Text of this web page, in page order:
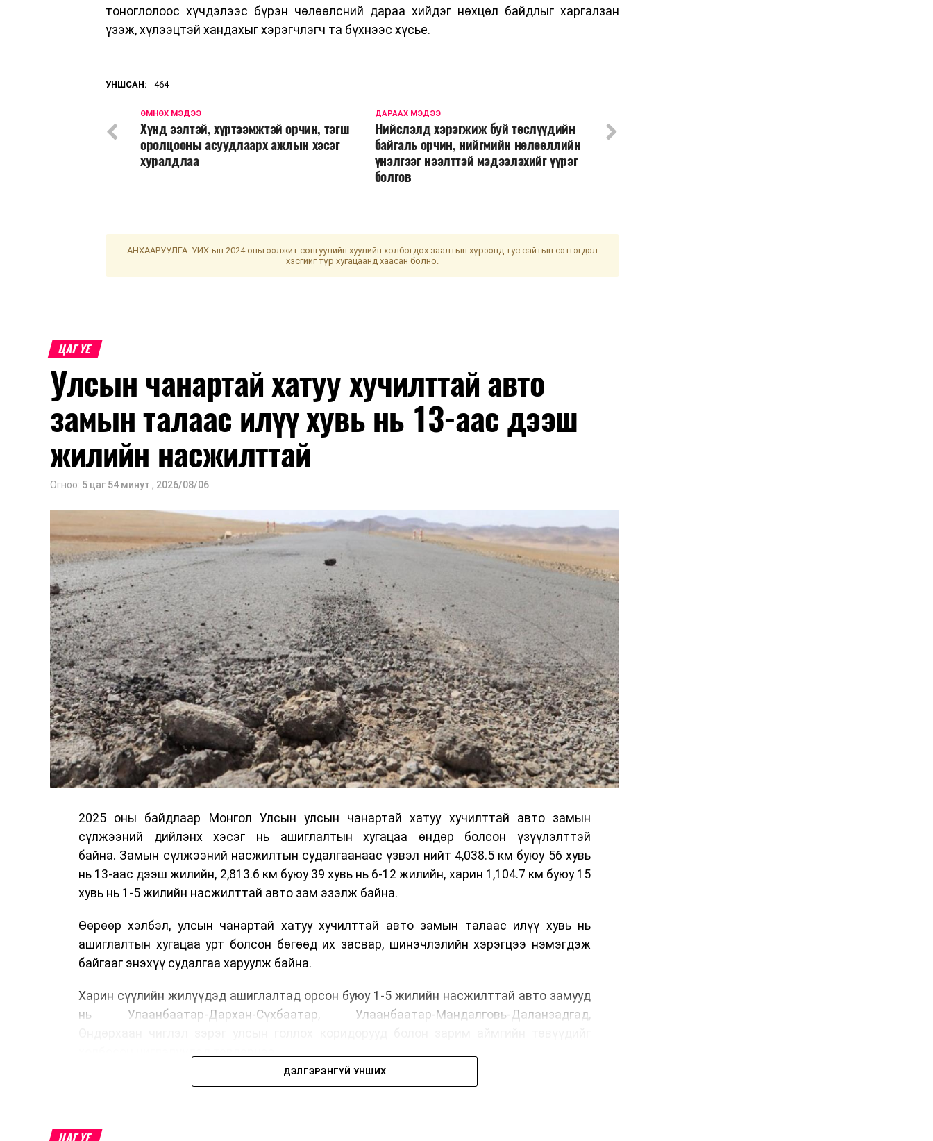
тоноглолоос хүчдэлээс бүрэн чөлөөлсний дараа хийдэг нөхцөл байдлыг харгалзан
үзэж, хүлээцтэй хандахыг хэрэгчлэгч та бүхнээс хүсье.
УНШСАН: 464
ДАРААХ МЭДЭЭ
Нийслэлд хэрэгжиж буй төслүүдийн
байгаль орчин, нийгмийн нөлөөллийн
үнэлгээг нээлттэй мэдээлэхийг үүрэг
болгов
ӨМНӨХ МЭДЭЭ
Хүнд ээлтэй, хүртээмжтэй орчин, тэгш
оролцооны асуудлаарх ажлын хэсэг
хуралдлаа
АНХААРУУЛГА: УИХ-ын 2024 оны ээлжит сонгуулийн хуулийн холбогдох заалтын хүрээнд тус сайтын сэтгэгдэл
хэсгийг түр хугацаанд хаасан болно.
ЦАГ ҮЕ
Улсын чанартай хатуу хучилттай авто
замын талаас илүү хувь нь 13-аас дээш
жилийн насжилттай
Огноо: 5 цаг 54 минут , 2026/08/06
2025 оны байдлаар Монгол Улсын улсын чанартай хатуу хучилттай авто замын
сүлжээний дийлэнх хэсэг нь ашиглалтын хугацаа өндөр болсон үзүүлэлттэй
байна. Замын сүлжээний насжилтын судалгаанаас үзвэл нийт 4,038.5 км буюу 56 хувь
нь 13-аас дээш жилийн, 2,813.6 км буюу 39 хувь нь 6-12 жилийн, харин 1,104.7 км буюу 15
хувь нь 1-5 жилийн насжилттай авто зам эзэлж байна.
Өөрөөр хэлбэл, улсын чанартай хатуу хучилттай авто замын талаас илүү хувь нь
ашиглалтын хугацаа урт болсон бөгөөд их засвар, шинэчлэлийн хэрэгцээ нэмэгдэж
байгааг энэхүү судалгаа харуулж байна.
Харин сүүлийн жилүүдэд ашиглалтад орсон буюу 1-5 жилийн насжилттай авто замууд
нь Улаанбаатар-Дархан-Сүхбаатар, Улаанбаатар-Мандалговь-Даланзадгад,
Авто замын насжилтыг тогтмол үнэлж, их засвар, ээлжит засвар арчлалтын ажлыг
ДЭЛГЭРЭНГҮЙ УНШИХ
ЦАГ ҮЕ